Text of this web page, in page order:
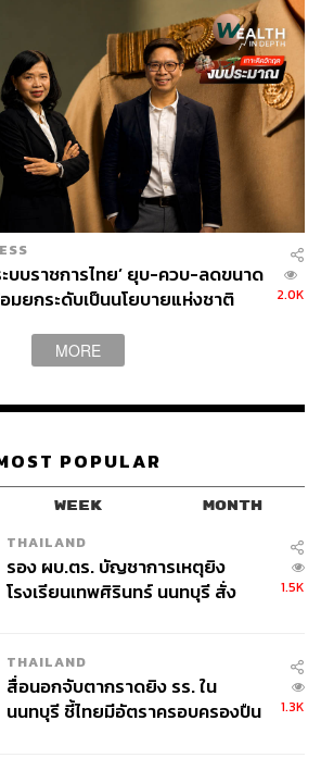
รเมือง ท่านยึดอำนาจเข้ามาสู่อำนาจ
การวางโครงสร้างรัฐธรรมนูญ การใช้
ก็ไม่ชอบธรรม เอื้อประโยชน์ ไม่เห็นหัว
ำนาจถูกต้อง ‘แพง จน พัง’ จะไม่เกิด
อดร้อนขนาดนี้ ระบบการตรวจสอบ
ว บิดเบือน โดยเฉพาะสภาที่ทำหน้าที่
ราชการแผ่นดินก็ทำงานได้ยากลำบาก
ควบคุมการบริหารเป็นหน้าที่ของสภา”
ว่า ตัวเลขการเลือกตั้งปี 2562 ท่านได้
ลไกที่บัญญัติในรัฐธรรมนูญจัดการ
ห้ท่านได้เสียงถึง 275 เสียง
เข้ามาด้วยกลไกทำให้หลายพรรคเล็ก
ะชาธิปไตย เพราะการที่ท่านพยายาม
รยุบพรรคที่เขาได้ ส.ส. เยอะ ถ้าไม่
เรียกว่าอะไร สิ่งเหล่านี้คือต้นเหตุของ
ระชุมตั้งแต่วันที่ 4 กันยายน 2563
ไม่เคยถึงกึ่งหนึ่งของที่ประชุม คือ 238
ม่เคยถึง จึงเกิดวิกฤตขัดแย้งแบ่งอำนาจ
ผลพวงที่แย่ที่สุดคือเราได้ผู้บริหารที่
า ‘แพง จน พัง’ สิ่งจำเป็นที่สุดที่ฝ่าย
มบอกว่าองค์ประชุมเป็นหน้าที่ของ
ข้างมาก ระบบรัฐสภาคือระบบเสียง
บบราชการไทย’ ยุบ-ควบ-ลดขนาด
ยกระดับเป็นนโยบายแห่งชาติ
2.0K
MORE
POPULAR
WEEK MONTH
THAILAND
รอง ผบ.ตร. บัญชาการเหตุยิง
โรงเรียนเทพศิรินทร์ นนทบุรี สั่ง
1.5K
THAILAND
สื่อนอกจับตากราดยิง รร. ใน
นนทบุรี ชี้ไทยมีอัตราครอบครองปืน
1.3K